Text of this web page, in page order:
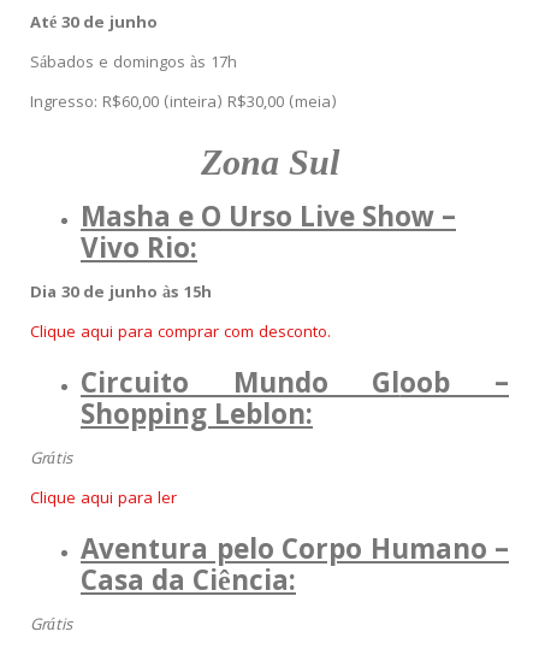
Até 30 de junho
Sábados e domingos às 17h
Ingresso: R$60,00 (inteira) R$30,00 (meia)
Zona Sul
Masha e O Urso Live Show –
Vivo Rio:
Dia 30 de junho às 15h
Clique aqui para comprar com desconto.
Circuito Mundo Gloob –
Shopping Leblon:
Grátis
Clique aqui para ler
Aventura pelo Corpo Humano –
Casa da Ciência:
Grátis